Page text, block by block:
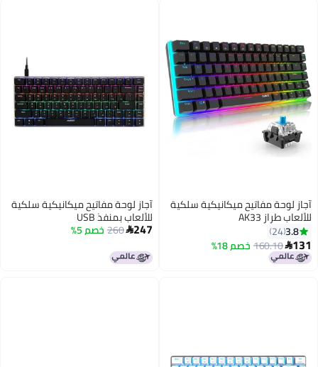
آجاز لوحة مفاتيح ميكانيكية سلكية
للألعاب بمنفذ USB
247